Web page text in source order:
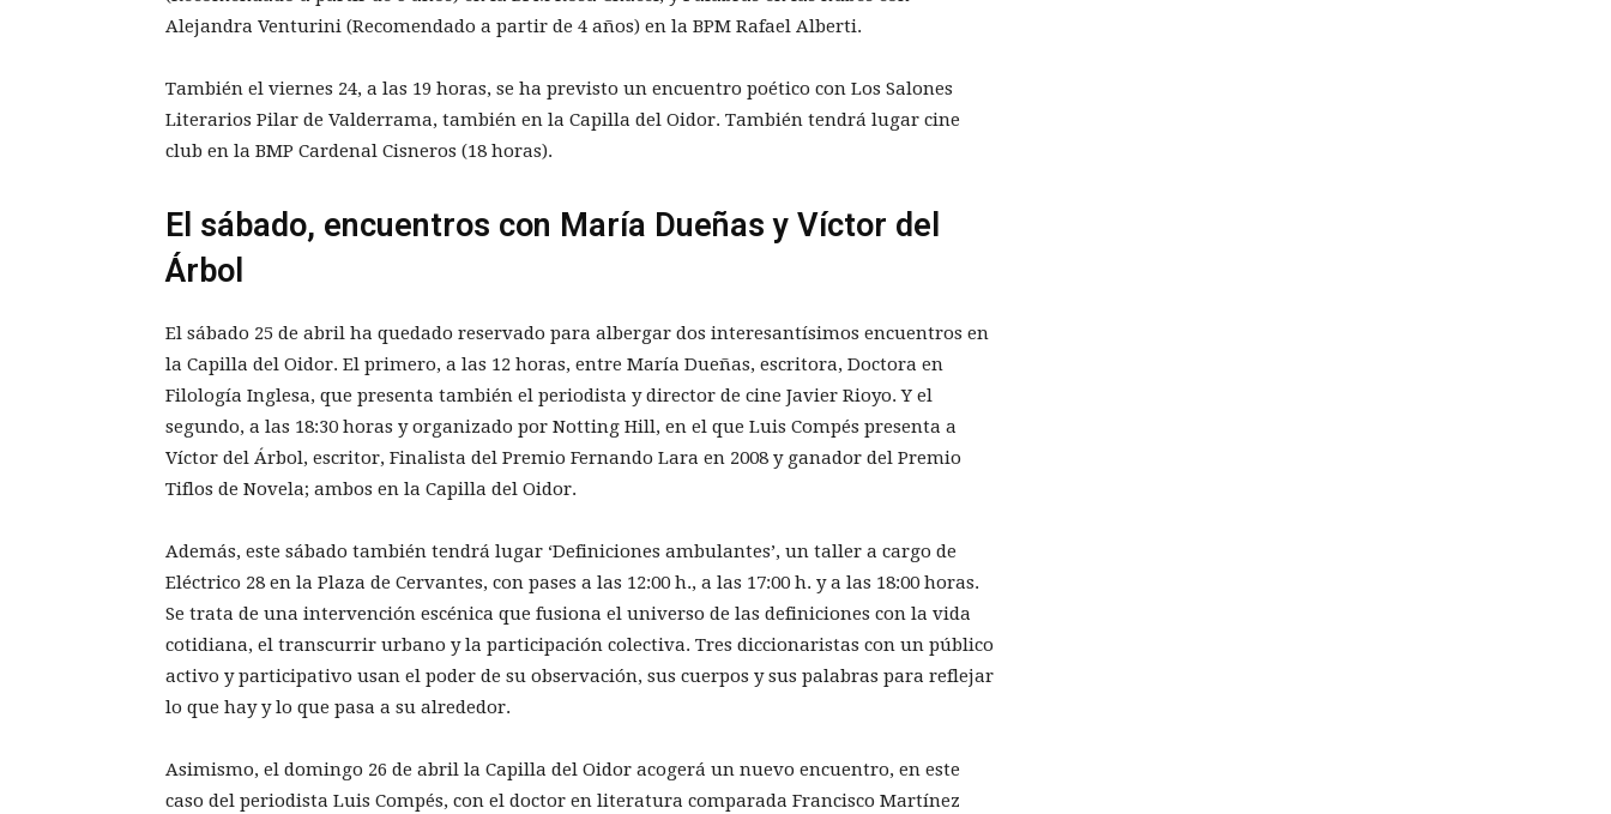
Alejandra Venturini (Recomendado a partir de 4 años) en la BPM Rafael Alberti.
También el viernes 24, a las 19 horas, se ha previsto un encuentro poético con Los Salones
Literarios Pilar de Valderrama, también en la Capilla del Oidor. También tendrá lugar cine
club en la BMP Cardenal Cisneros (18 horas).
El sábado, encuentros con María Dueñas y Víctor del
Árbol
El sábado 25 de abril ha quedado reservado para albergar dos interesantísimos encuentros en
la Capilla del Oidor. El primero, a las 12 horas, entre María Dueñas, escritora, Doctora en
Filología Inglesa, que presenta también el periodista y director de cine Javier Rioyo. Y el
segundo, a las 18:30 horas y organizado por Notting Hill, en el que Luis Compés presenta a
Víctor del Árbol, escritor, Finalista del Premio Fernando Lara en 2008 y ganador del Premio
Tiflos de Novela; ambos en la Capilla del Oidor.
Además, este sábado también tendrá lugar ‘Definiciones ambulantes’, un taller a cargo de
Eléctrico 28 en la Plaza de Cervantes, con pases a las 12:00 h., a las 17:00 h. y a las 18:00 horas.
Se trata de una intervención escénica que fusiona el universo de las definiciones con la vida
cotidiana, el transcurrir urbano y la participación colectiva. Tres diccionaristas con un público
activo y participativo usan el poder de su observación, sus cuerpos y sus palabras para reflejar
lo que hay y lo que pasa a su alrededor.
Asimismo, el domingo 26 de abril la Capilla del Oidor acogerá un nuevo encuentro, en este
caso del periodista Luis Compés, con el doctor en literatura comparada Francisco Martínez